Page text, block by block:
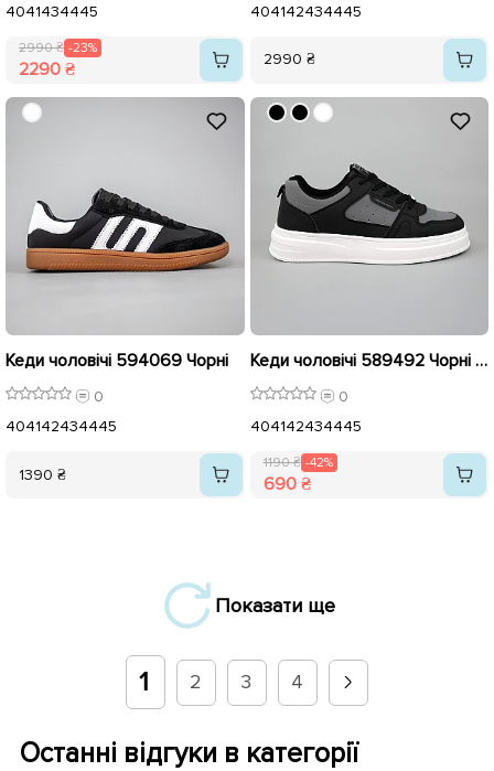
4041434445
2990 ₴ -23%
2290 ₴
404142434445
2990 ₴
Кеди чоловічі 594069 Чорні
0
404142434445
1390 ₴
Кеди чоловічі 589492 Чорні сірі розпродаж
0
404142434445
1190 ₴ -42%
690 ₴
Показати ще
1 2 3 4
Останні відгуки в категорії